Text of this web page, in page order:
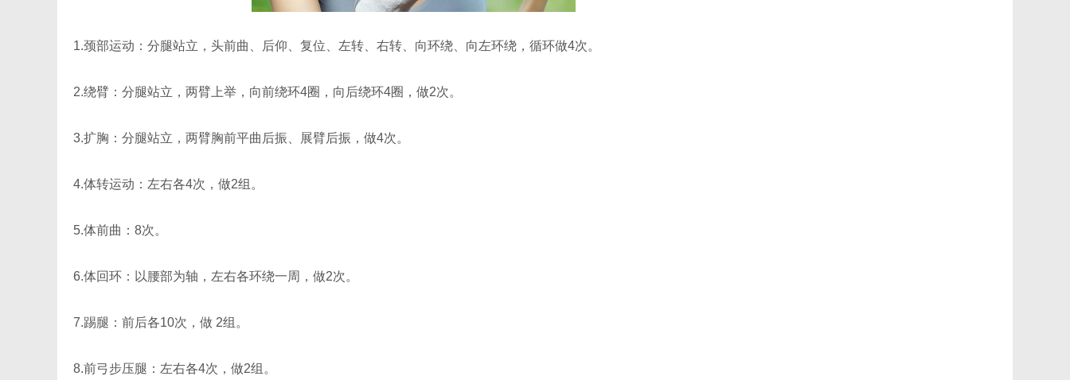
1.颈部运动：分腿站立，头前曲、后仰、复位、左转、右转、向环绕、向左环绕，循环做4次。
2.绕臂：分腿站立，两臂上举，向前绕环4圈，向后绕环4圈，做2次。
3.扩胸：分腿站立，两臂胸前平曲后振、展臂后振，做4次。
4.体转运动：左右各4次，做2组。
5.体前曲：8次。
6.体回环：以腰部为轴，左右各环绕一周，做2次。
7.踢腿：前后各10次，做 2组。
8.前弓步压腿：左右各4次，做2组。